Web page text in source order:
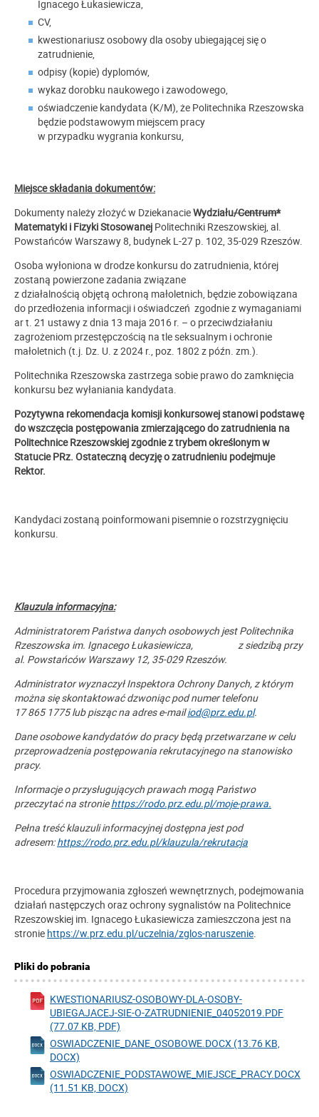
Ignacego Łukasiewicza,
CV,
kwestionariusz osobowy dla osoby ubiegającej się o
zatrudnienie,
odpisy (kopie) dyplomów,
wykaz dorobku naukowego i zawodowego,
oświadczenie kandydata (K/M), że Politechnika Rzeszowska
będzie podstawowym miejscem pracy
w przypadku wygrania konkursu,
Miejsce składania dokumentów:
Dokumenty należy złożyć w DziekanacieWydziału/Centrum*
Matematyki i Fizyki Stosowanej Politechniki Rzeszowskiej, al.
Powstańców Warszawy 8, budynek L-27 p. 102, 35-029 Rzeszów.
Osoba wyłoniona w drodze konkursu do zatrudnienia, której
zostaną powierzone zadania związane
z działalnością objętą ochroną małoletnich, będzie zobowiązana
do przedłożenia informacji i oświadczeń zgodnie z wymaganiami
ar t. 21 ustawy z dnia 13 maja 2016 r. – o przeciwdziałaniu
zagrożeniom przestępczością na tle seksualnym i ochronie
małoletnich (t.j. Dz. U. z 2024 r., poz. 1802 z późn. zm.).
Politechnika Rzeszowska zastrzega sobie prawo do zamknięcia
konkursu bez wyłaniania kandydata.
Pozytywna rekomendacja komisji konkursowej stanowi podstawę
do wszczęcia postępowania zmierzającego do zatrudnienia na
Politechnice Rzeszowskiej zgodnie z trybem określonym w
Statucie PRz. Ostateczną decyzję o zatrudnieniu podejmuje
Rektor.
Kandydaci zostaną poinformowani pisemnie o rozstrzygnięciu
konkursu.
Klauzula informacyjna:
Administratorem Państwa danych osobowych jest Politechnika
Rzeszowska im. Ignacego Łukasiewicza, z siedzibą przy
al. Powstańców Warszawy 12, 35-029 Rzeszów.
Administrator wyznaczył Inspektora Ochrony Danych, z którym
można się skontaktować dzwoniąc pod numer telefonu
17 865 1775 lub pisząc na adres e-mailiod@prz.edu.pl.
Dane osobowe kandydatów do pracy będą przetwarzane w celu
przeprowadzenia postępowania rekrutacyjnego na stanowisko
pracy.
Informacje o przysługujących prawach mogą Państwo
przeczytać na stroniehttps://rodo.prz.edu.pl/moje-prawa.
Pełna treść klauzuli informacyjnej dostępna jest pod
adresem:https://rodo.prz.edu.pl/klauzula/rekrutacja
Procedura przyjmowania zgłoszeń wewnętrznych, podejmowania
działań następczych oraz ochrony sygnalistów na Politechnice
Rzeszowskiej im. Ignacego Łukasiewicza zamieszczona jest na
stronie https://w.prz.edu.pl/uczelnia/zglos-naruszenie.
Pliki do pobrania
KWESTIONARIUSZ-OSOBOWY-DLA-OSOBY-
UBIEGAJACEJ-SIE-O-ZATRUDNIENIE_04052019.PDF
(77.07 KB, PDF)
OSWIADCZENIE_DANE_OSOBOWE.DOCX (13.76 KB,
DOCX)
OSWIADCZENIE_PODSTAWOWE_MIEJSCE_PRACY.DOCX
(11.51 KB, DOCX)